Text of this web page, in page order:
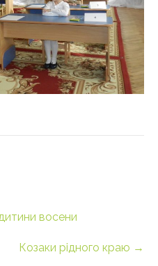
восени
Козаки рідного краю →